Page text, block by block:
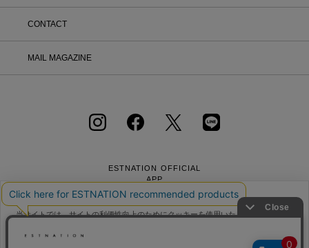
CONTACT
MAIL MAGAZINE
ESTNATION OFFICIAL
APP
当サイトでは、サイトの利便性向上のためにクッキーを使用いたします。ボタン
ーの使用に同意したことになります。クッキーを通じて収集する情報には「お客
クッキーポリシ